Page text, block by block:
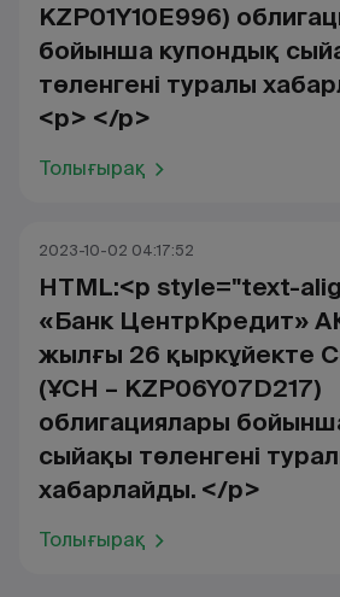
KZP01Y10Е996)
бойынша купондық
төленгені туралы
<p> </p>
Толығырақ
2023-10-02 04:17:52
HTML:<p style="text-
«Банк ЦентрКредит»
жылғы 26 қыркұйекте
(ҰСН – KZP06Y07D217)
облигациялары
сыйақы төленгені
хабарлайды. </p>
Толығырақ